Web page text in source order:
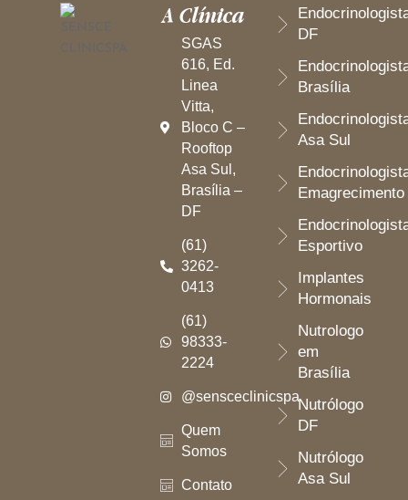
A Clínica
SGAS
616, Ed.
Linea
Vitta,
Bloco C –
Rooftop
Asa Sul,
Brasília –
DF
(61)
3262-
0413
(61)
98333-
2224
@sensceclinicspa
Quem
Somos
Contato
DF
Brasília
Asa Sul
Emagrecimento
Esportivo
Implantes
Hormonais
Nutrologo
em
Brasília
Nutrólogo
DF
Nutrólogo
Asa Sul